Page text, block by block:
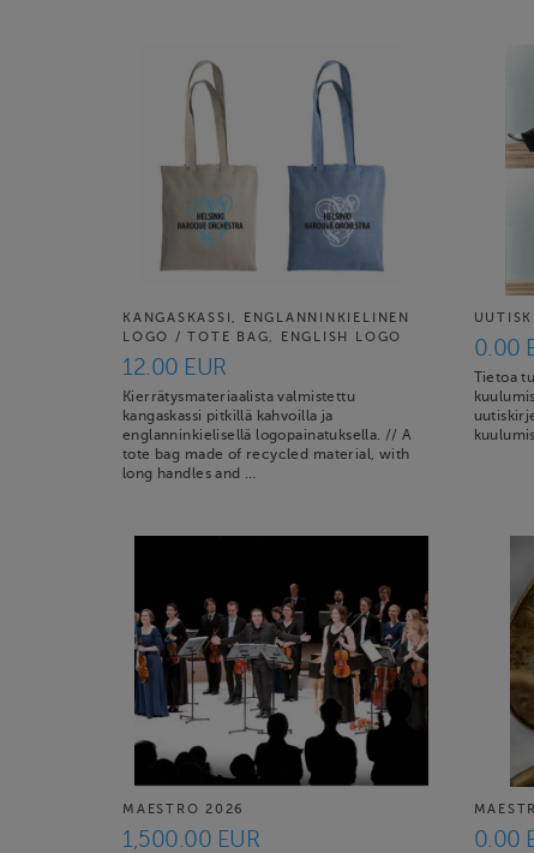
KANGASKASSI, ENGLANNINKIELINEN
LOGO / TOTE BAG, ENGLISH LOGO
12.00 EUR
Kierrätysmateriaalista valmistettu
kangaskassi pitkillä kahvoilla ja
englanninkielisellä logopainatuksella. // A
tote bag made of recycled material, with
long handles and …
0.00
Tietoa
MAESTRO 2026
1,500.00 EUR 0.00